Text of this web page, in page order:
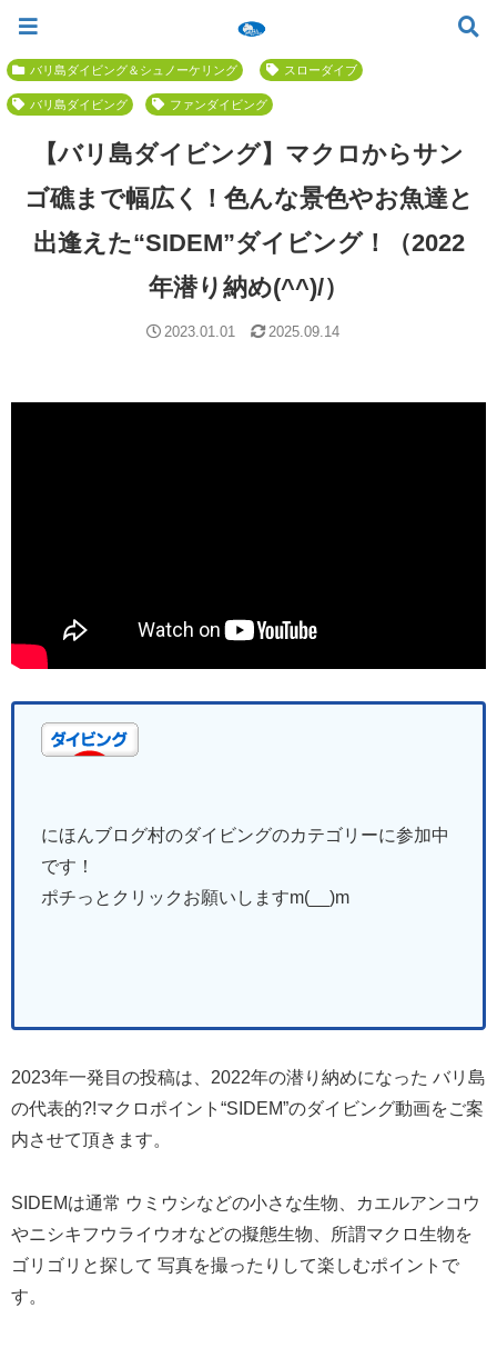
バリ島でいちばん優しい初心者専門 ≫
バリ島ダイビング＆シュノーケリング スローダイブ
バリ島ダイビング ファンダイビング
【バリ島ダイビング】マクロからサン
ゴ礁まで幅広く！色んな景色やお魚達と
出逢えた“SIDEM”ダイビング！（2022
年潜り納め(^^)/）
2023.01.01 2025.09.14
にほんブログ村のダイビングのカテゴリーに参加中
です！
ポチっとクリックお願いしますm(__)m
2023年一発目の投稿は、2022年の潜り納めになった バリ島
の代表的?!マクロポイント“SIDEM”のダイビング動画をご案
内させて頂きます。
SIDEMは通常 ウミウシなどの小さな生物、カエルアンコウ
やニシキフウライウオなどの擬態生物、所謂マクロ生物を
ゴリゴリと探して 写真を撮ったりして楽しむポイントで
す。